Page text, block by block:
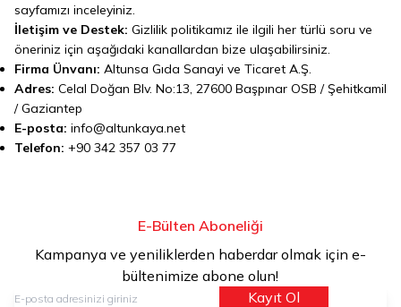
sayfamızı inceleyiniz.
İletişim ve Destek: Gizlilik politikamız ile ilgili her türlü soru ve
öneriniz için aşağıdaki kanallardan bize ulaşabilirsiniz.
Firma Ünvanı: Altunsa Gıda Sanayi ve Ticaret A.Ş.
Adres: Celal Doğan Blv. No:13, 27600 Başpınar OSB / Şehitkamil
/ Gaziantep
E-posta: info@altunkaya.net
Telefon: +90 342 357 03 77
E-Bülten Aboneliği
Kampanya ve yeniliklerden haberdar olmak için e-
bültenimize abone olun!
Kayıt Ol